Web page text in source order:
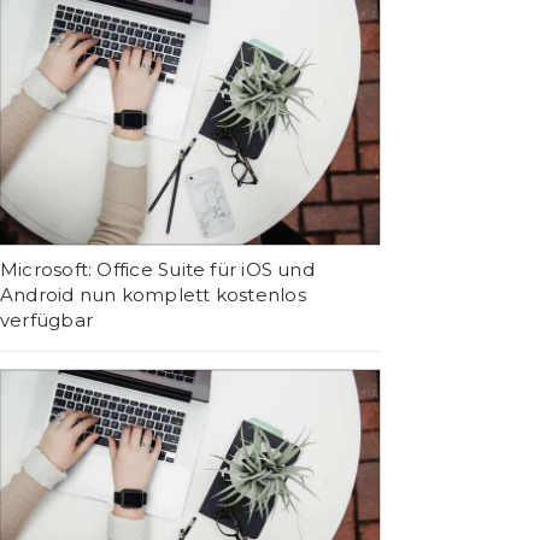
Microsoft: Office Suite für iOS und
Android nun komplett kostenlos
verfügbar